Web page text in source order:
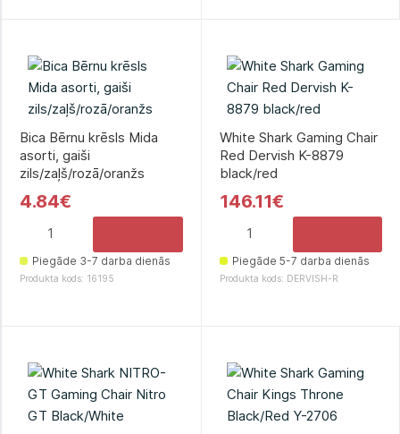
Bica Bērnu krēsls Mida
asorti, gaiši
zils/zaļš/rozā/oranžs
4.84€
Piegāde 3-7 darba dienās
Produkta kods: 16195
White Shark Gaming Chair
Red Dervish K-8879
black/red
146.11€
Piegāde 5-7 darba dienās
Produkta kods: DERVISH-R